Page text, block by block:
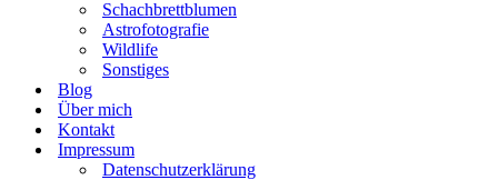
Schachbrettblumen
Astrofotografie
Wildlife
Sonstiges
Blog
Über mich
Kontakt
Impressum
Datenschutzerklärung